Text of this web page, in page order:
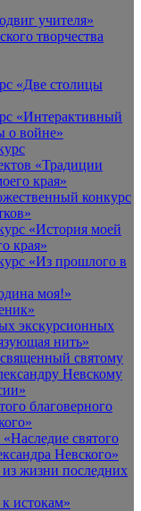
учителя»
творчества
«Две столицы
«Интерактивный
о войне»
«Традиции
края»
конкурс
«История моей
края»
«Из прошлого в
моя!»
экскурсионных
нить»
святому
Невскому
благоверного
святого
Невского»
жизни последних
истокам»